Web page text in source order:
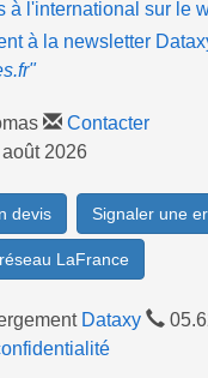
à l'international sur le
à la newsletter
Contacter
2026
devis Signaler une
LaFrance
Dataxy